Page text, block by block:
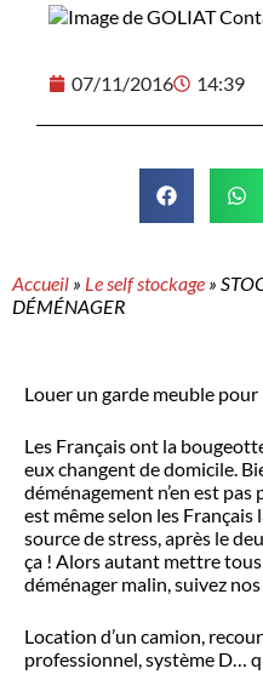
07/11/2016 14:39
Accueil » Le self stockage »
DÉMÉNAGER
Louer un garde meuble
Les Français ont la
eux changent de domicile.
déménagement n’en est
est même selon les
source de stress, après le
ça ! Alors autant mettre
déménager malin, suivez
Location d’un camion,
professionnel, système D…